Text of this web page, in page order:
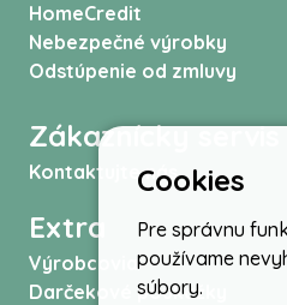
HomeCredit
Nebezpečné výrobky
Odstúpenie od zmluvy
Zákaznícky servis
Kontaktujte nás
Extra
Výrobcovia
Darčekové poukážky
Cookies
Pre správnu
používame
súbory.